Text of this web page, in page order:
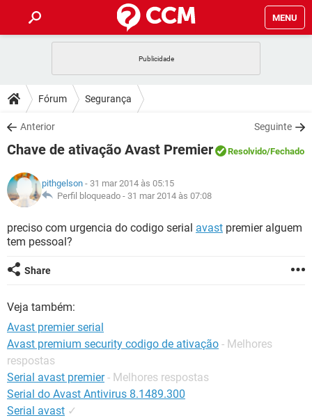
MENU
CELULAR
OUTLOOK
INSTAGRAM GMAIL
GUIA DE COMPRAS
DICAS
JOGOS
INSTAGRAM GMAIL
GUIA DE COMPRAS
DOWNLOADS
JOGOS WHATSAPP
CELULAR
OUTLOOK EXCEL
INSTAGRAM GMAIL
GUIA DE COMPRAS
JOGOS WHATSAPP
CELULAR
OUTLOOK EXCEL
GLOSSÁRIO
JOGOS WHATSAPP
CELULAR
OUTLOOK
GUIA DE COMPRAS
Fórum Segurança
Anterior Seguinte
Chave de ativação Avast Premier Resolvido/Fechado
pithgelson - 31 mar 2014 às 05:15
Perfil bloqueado - 31 mar 2014 às 07:08
preciso com urgencia do codigo serial avast premier alguem
tem pessoal?
Share
Veja também:
Avast premier serial
Avast premium security codigo de ativação - Melhores
respostas
Serial avast premier - Melhores respostas
Serial do Avast Antivirus 8.1489.300
Serial avast ✓